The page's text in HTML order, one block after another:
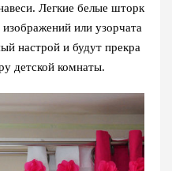
Легкие белые шторк
или узорчата
настрой и будут прекра
детской комнаты.